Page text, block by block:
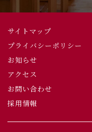
サイトマップ
プライバシーポリシー
お知らせ
アクセス
お問い合わせ
採用情報